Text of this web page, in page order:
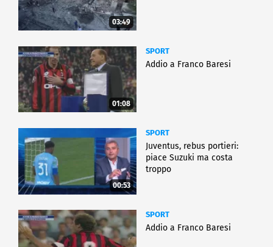
03:49
01:08
SPORT
Addio a Franco Baresi
00:53
SPORT
Juventus, rebus portieri:
piace Suzuki ma costa
troppo
SPORT
Addio a Franco Baresi